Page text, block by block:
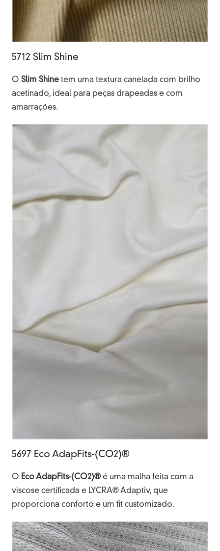
5712 Slim Shine
O Slim Shine tem uma textura canelada com brilho
acetinado, ideal para peças drapeadas e com
amarrações.
5697 Eco AdapFits-(CO2)®
O Eco AdapFits-(CO2)®é uma malha feita com a
viscose certificada e LYCRA® Adaptiv, que
proporciona conforto e um fit customizado.